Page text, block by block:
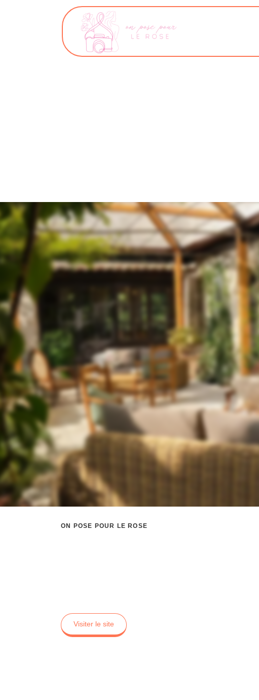
ON POSE POUR LE ROSE
Visiter le site